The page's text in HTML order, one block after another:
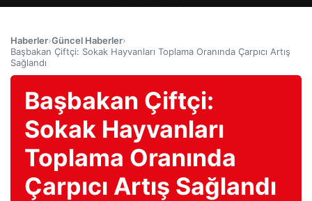
Haberler›Güncel Haberler›
Başbakan Çiftçi: Sokak Hayvanları Toplama Oranında Çarpıcı Artış
Sağlandı
Başbakan Çiftçi:
Sokak Hayvanları
Toplama Oranında
Çarpıcı Artış Sağlandı